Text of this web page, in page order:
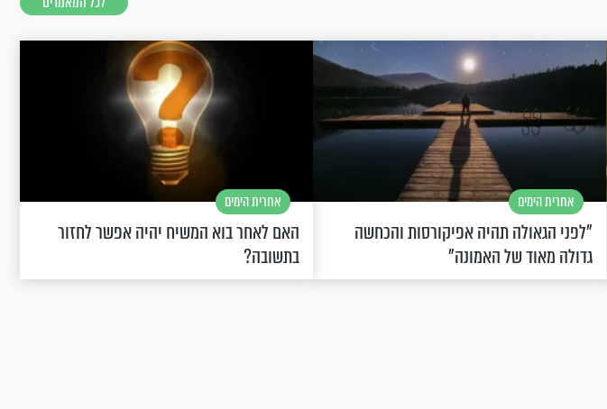
אחרית הימים
"לפני הגאולה תהיה אפיקורסות והכחשה
גדולה מאוד של האמונה"
אחרית הימים
האם לאחר בוא המשיח יהיה אפשר לחזור
בתשובה?